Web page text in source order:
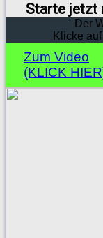
Starte jetzt
Der
Klicke
Zum Video
(KLICK